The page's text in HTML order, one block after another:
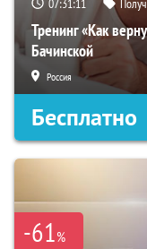
07:31:10
Тренинг «Как
Бачинской
Россия
Бесплатно
-61%